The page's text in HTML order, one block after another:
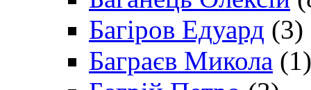
Багіров Едуард (3)
Баграєв Микола (1)